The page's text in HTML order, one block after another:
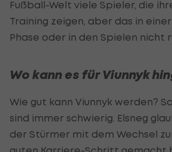
Fußball-Welt viele Spieler, die
Training zeigen, aber das in
Phase oder in den Spielen nicht
Wo kann es für Viunnyk
Wie gut kann Viunnyk werden?
sind immer schwierig. Elsneg
der Stürmer mit dem Wechsel